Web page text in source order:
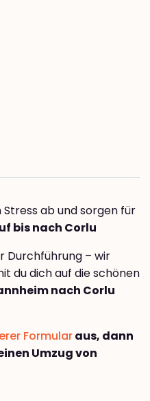
ab und sorgen für
bis nach Corlu
Durchführung – wir
du dich auf die schönen
nach Corlu
Formularaus, dann
Umzug von